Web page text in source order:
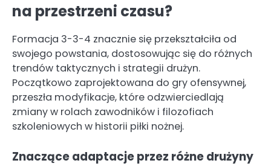
na przestrzeni czasu?
Formacja 3-3-4 znacznie się przekształciła od
swojego powstania, dostosowując się do różnych
trendów taktycznych i strategii drużyn.
Początkowo zaprojektowana do gry ofensywnej,
przeszła modyfikacje, które odzwierciedlają
zmiany w rolach zawodników i filozofiach
szkoleniowych w historii piłki nożnej.
Znaczące adaptacje przez różne drużyny